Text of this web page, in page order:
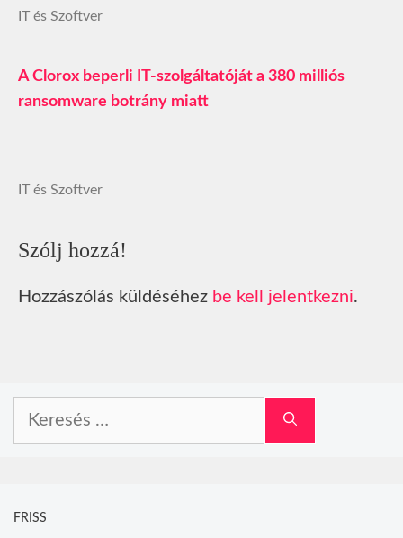
IT és Szoftver
A Clorox beperli IT-szolgáltatóját a 380 milliós
ransomware botrány miatt
IT és Szoftver
Szólj hozzá!
Hozzászólás küldéséhez be kell jelentkezni.
FRISS